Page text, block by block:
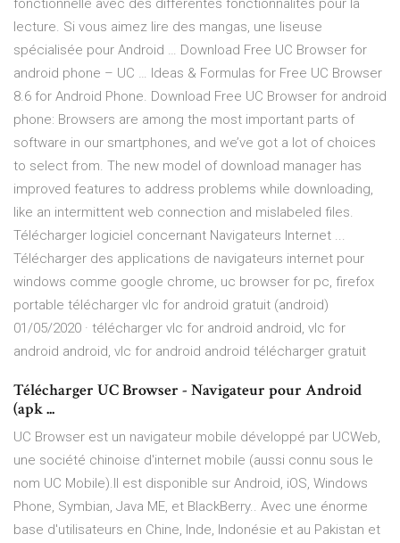
fonctionnelle avec des différentes fonctionnalités pour la
lecture. Si vous aimez lire des mangas, une liseuse
spécialisée pour Android … Download Free UC Browser for
android phone – UC … Ideas & Formulas for Free UC Browser
8.6 for Android Phone. Download Free UC Browser for android
phone: Browsers are among the most important parts of
software in our smartphones, and we’ve got a lot of choices
to select from. The new model of download manager has
improved features to address problems while downloading,
like an intermittent web connection and mislabeled files.
Télécharger logiciel concernant Navigateurs Internet ...
Télécharger des applications de navigateurs internet pour
windows comme google chrome, uc browser for pc, firefox
portable télécharger vlc for android gratuit (android)
01/05/2020 · télécharger vlc for android android, vlc for
android android, vlc for android android télécharger gratuit
Télécharger UC Browser - Navigateur pour Android
(apk ...
UC Browser est un navigateur mobile développé par UCWeb,
une société chinoise d'internet mobile (aussi connu sous le
nom UC Mobile).Il est disponible sur Android, iOS, Windows
Phone, Symbian, Java ME, et BlackBerry.. Avec une énorme
base d'utilisateurs en Chine, Inde, Indonésie et au Pakistan et